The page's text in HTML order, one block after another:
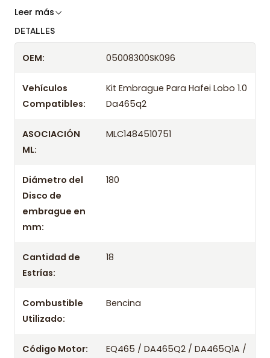
Somos especialistas en embragues desde 2019,
tienda previo correo de confirmación.
Leer más
DETALLES
OEM: 05008300SK096
Vehículos
Compatibles:
Kit Embrague Para Hafei Lobo 1.0
Da465q2
ASOCIACIÓN
ML:
MLC1484510751
Diámetro del
Disco de
embrague en
mm:
180
Cantidad de
Estrías:
18
Combustible
Utilizado:
Bencina
Código Motor:
EQ465 / DA465Q2 / DA465Q1A /